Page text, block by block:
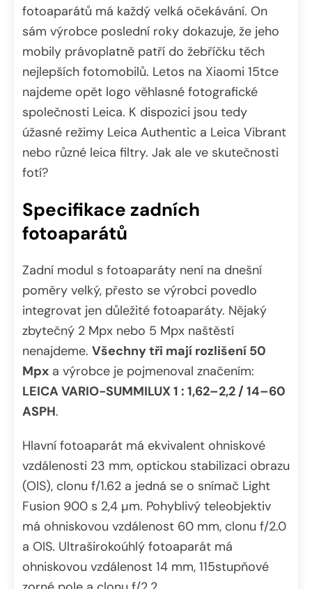
fotoaparátů má každý velká očekávání. On
sám výrobce poslední roky dokazuje, že jeho
mobily právoplatně patří do žebříčku těch
nejlepších fotomobilů. Letos na Xiaomi 15tce
najdeme opět logo věhlasné fotografické
společnosti Leica. K dispozici jsou tedy
úžasné režimy Leica Authentic a Leica Vibrant
nebo různé leica filtry. Jak ale ve skutečnosti
fotí?
Specifikace zadních
fotoaparátů
Zadní modul s fotoaparáty není na dnešní
poměry velký, přesto se výrobci povedlo
integrovat jen důležité fotoaparáty. Nějaký
zbytečný 2 Mpx nebo 5 Mpx naštěstí
nenajdeme. Všechny tři mají rozlišení 50
Mpx a výrobce je pojmenoval značením:
LEICA VARIO-SUMMILUX 1 : 1,62–2,2 / 14–60
ASPH.
Hlavní fotoaparát má ekvivalent ohniskové
vzdálenosti 23 mm, optickou stabilizaci obrazu
(OIS), clonu f/1.62 a jedná se o snímač Light
Fusion 900 s 2,4 µm. Pohyblivý teleobjektiv
má ohniskovou vzdálenost 60 mm, clonu f/2.0
a OIS. Ultraširokoúhlý fotoaparát má
ohniskovou vzdálenost 14 mm, 115stupňové